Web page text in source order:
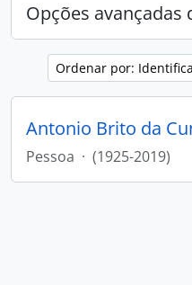
Opções avançadas
Ordenar por:
Antonio Brito da
Pessoa · (1925-2019)